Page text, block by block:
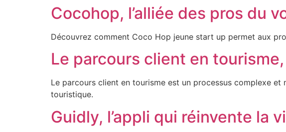
Cocohop, l’alliée des pros du
Découvrez comment Coco Hop jeune start up permet aux
Le parcours client en tourisme,
Le parcours client en tourisme est un processus complexe et
touristique.
Guidly, l’appli qui réinvente la